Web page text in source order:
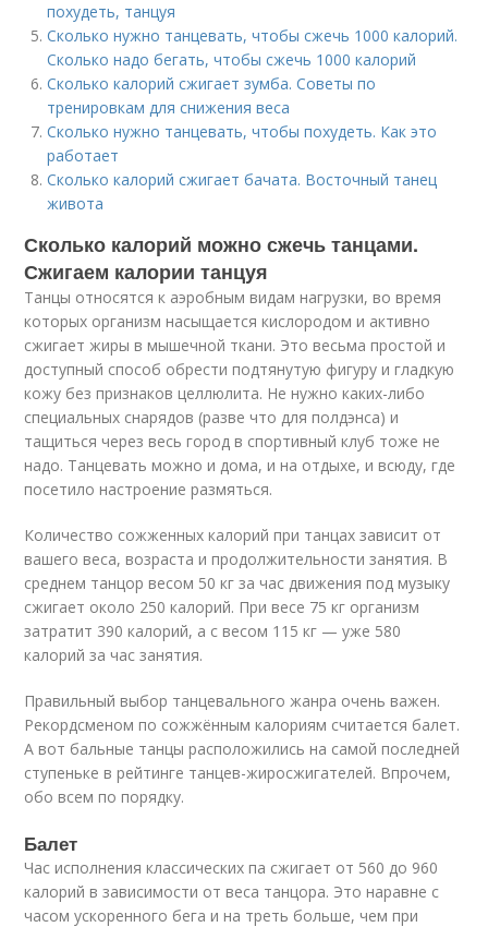
похудеть, танцуя
Сколько нужно танцевать, чтобы сжечь 1000 калорий.
Сколько надо бегать, чтобы сжечь 1000 калорий
Сколько калорий сжигает зумба. Советы по
тренировкам для снижения веса
Сколько нужно танцевать, чтобы похудеть. Как это
работает
Сколько калорий сжигает бачата. Восточный танец
живота
Сколько калорий можно сжечь танцами.
Сжигаем калории танцуя
Танцы относятся к аэробным видам нагрузки, во время
которых организм насыщается кислородом и активно
сжигает жиры в мышечной ткани. Это весьма простой и
доступный способ обрести подтянутую фигуру и гладкую
кожу без признаков целлюлита. Не нужно каких-либо
специальных снарядов (разве что для полдэнса) и
тащиться через весь город в спортивный клуб тоже не
надо. Танцевать можно и дома, и на отдыхе, и всюду, где
посетило настроение размяться.
Количество сожженных калорий при танцах зависит от
вашего веса, возраста и продолжительности занятия. В
среднем танцор весом 50 кг за час движения под музыку
сжигает около 250 калорий. При весе 75 кг организм
затратит 390 калорий, а с весом 115 кг — уже 580
калорий за час занятия.
Правильный выбор танцевального жанра очень важен.
Рекордсменом по сожжённым калориям считается балет.
А вот бальные танцы расположились на самой последней
ступеньке в рейтинге танцев-жиросжигателей. Впрочем,
обо всем по порядку.
Балет
Час исполнения классических па сжигает от 560 до 960
калорий в зависимости от веса танцора. Это наравне с
часом ускоренного бега и на треть больше, чем при